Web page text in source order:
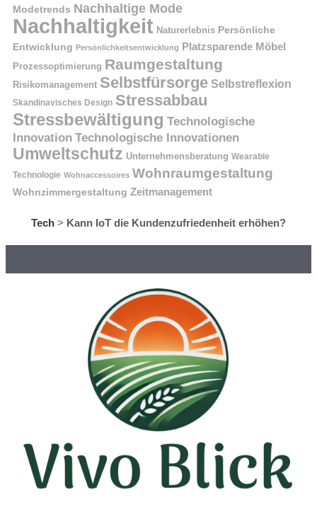
Modetrends Nachhaltige Mode
Nachhaltigkeit Naturerlebnis Persönliche
Entwicklung Persönlichkeitsentwicklung Platzsparende Möbel
Prozessoptimierung Raumgestaltung
Risikomanagement Selbstfürsorge Selbstreflexion
Skandinavisches Design Stressabbau
Stressbewältigung Technologische
Innovation Technologische Innovationen
Umweltschutz Unternehmensberatung Wearable
Technologie Wohnaccessoires Wohnraumgestaltung
Wohnzimmergestaltung Zeitmanagement
Tech > Kann IoT die Kundenzufriedenheit erhöhen?